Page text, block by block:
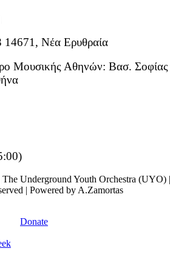
Νέα Ερυθραία
Μουσικής Αθηνών: Βασ. Σοφίας
Underground Youth Orchestra (UYO) |
| Powered by A.Zamortas
Donate